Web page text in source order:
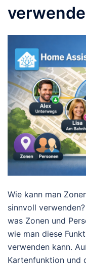
Wie kann man
sinnvoll
was Zonen und
wie man diese
verwenden kann.
Kartenfunktion und